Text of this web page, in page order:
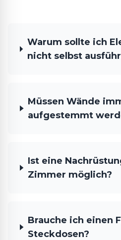
Warum sollte ich
nicht selbst
Müssen Wände
aufgestemmt
Ist eine
Zimmer möglich?
Brauche ich einen
Steckdosen?